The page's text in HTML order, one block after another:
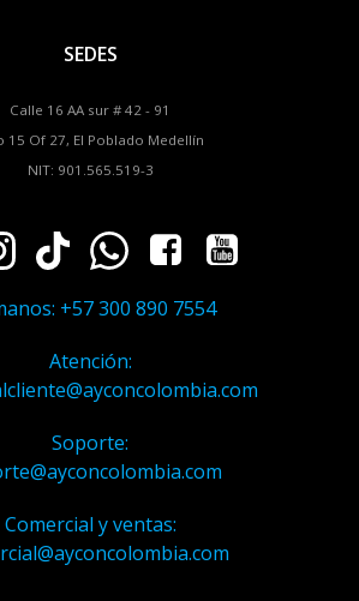
SEDES
Calle 16 AA sur # 42 - 91
15 Of 27, El Poblado Medellín
NIT: 901.565.519-3
+57 300 890 7554
Atención:
Soporte:
Comercial y ventas: